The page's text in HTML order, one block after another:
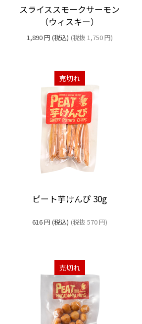
スライススモークサーモン
（ウィスキー）
1,890円 (税込) (税抜 1,750円)
売切れ
ピート芋けんぴ 30g
616円 (税込) (税抜 570円)
売切れ